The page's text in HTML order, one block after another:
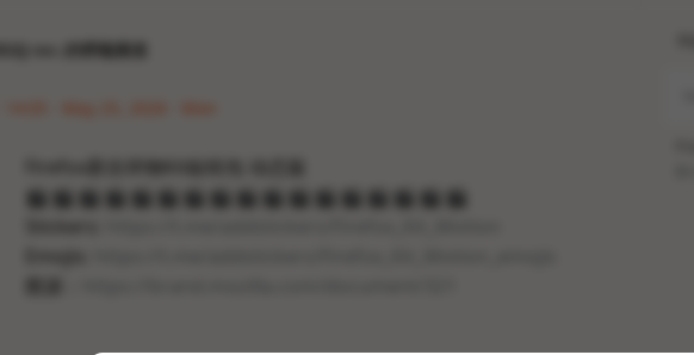
𝐙𝐆𝐐 ɪɴᴄ.的唠嗑频道
🎬 🎬 🎬 🎬 🎬 🎬 🎬 🎬 🎬 🎬 🎬 🎬 🎬 🎬 🎬 🎬 🎬